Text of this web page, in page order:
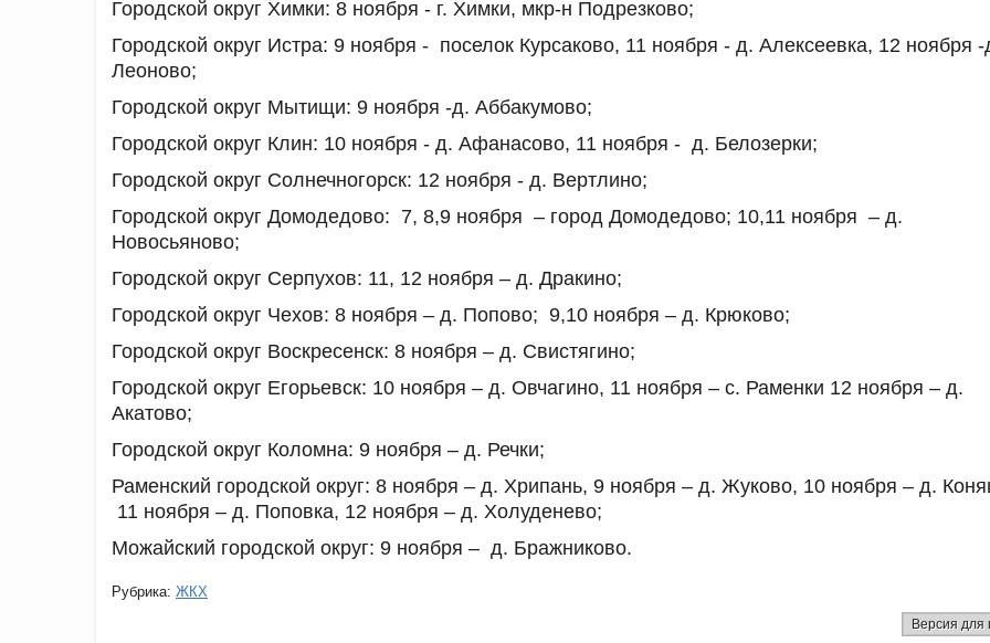
Городской округ Химки: 8 ноября - г. Химки, мкр-н Подрезково;
Городской округ Истра: 9 ноября - поселок Курсаково, 11 ноября - д. Алексеевка, 12 ноября -
Леоново;
Городской округ Мытищи: 9 ноября -д. Аббакумово;
Городской округ Клин: 10 ноября - д. Афанасово, 11 ноября - д. Белозерки;
Городской округ Солнечногорск: 12 ноября - д. Вертлино;
Городской округ Домодедово: 7, 8,9 ноября – город Домодедово; 10,11 ноября – д.
Новосьяново;
Городской округ Серпухов: 11, 12 ноября – д. Дракино;
Городской округ Чехов: 8 ноября – д. Попово; 9,10 ноября – д. Крюково;
Городской округ Воскресенск: 8 ноября – д. Свистягино;
Городской округ Егорьевск: 10 ноября – д. Овчагино, 11 ноября – с. Раменки 12 ноября – д.
Акатово;
Городской округ Коломна: 9 ноября – д. Речки;
Раменский городской округ: 8 ноября – д. Хрипань, 9 ноября – д. Жуково, 10 ноября – д.
11 ноября – д. Поповка, 12 ноября – д. Холуденево;
Можайский городской округ: 9 ноября – д. Бражниково.
Рубрика: ЖКХ
Версия для